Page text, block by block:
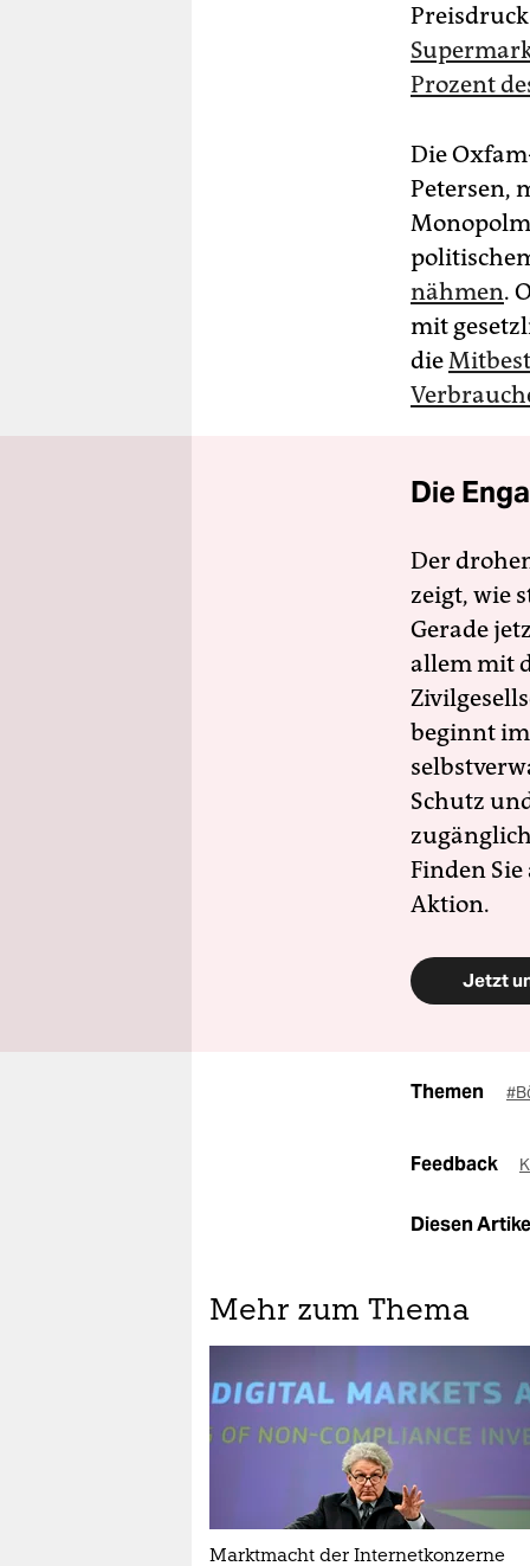
Prozent
Die
Petersen,
nähmen.
mit
die
Die
Der
zeigt, wie
Gerade
allem mit
beginnt
Schutz
Finden
Aktion.
Jetzt
Themen
Feedback
Diesen
Mehr zum Thema
Marktmacht der Internetkonzerne